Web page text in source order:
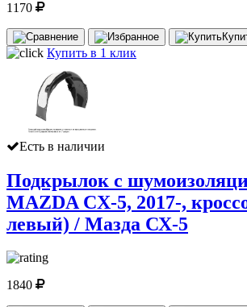
1170
Купить в 1 клик
Есть в наличии
Подкрылок с
MAZDA CX-5, 2017-,
левый) / Мазда СХ-5
1840